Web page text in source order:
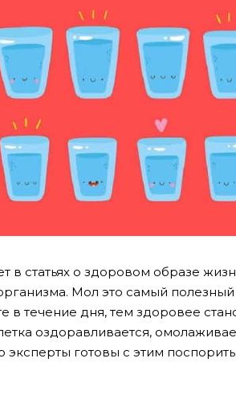
в статьях о здоровом образе
Мол это самый
течение дня, тем здоровее
оздоравливается,
готовы с этим поспорить.